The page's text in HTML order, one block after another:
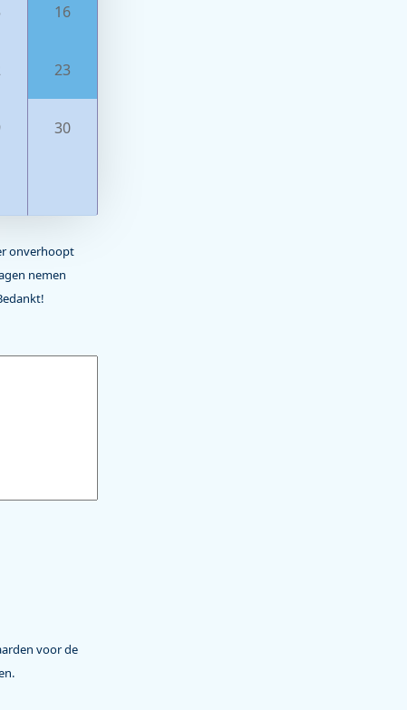
16
23
30
onverhoopt
nemen
voor de